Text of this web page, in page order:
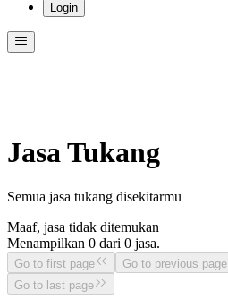
Login
Jasa Tukang
Semua jasa tukang disekitarmu
Maaf, jasa tidak ditemukan
Menampilkan 0 dari 0 jasa.
Go to first page Go to previous page
Go to last page